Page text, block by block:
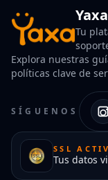
Tu
Explora nuestras
políticas clave de
SÍGUENOS
SSL
Tus datos